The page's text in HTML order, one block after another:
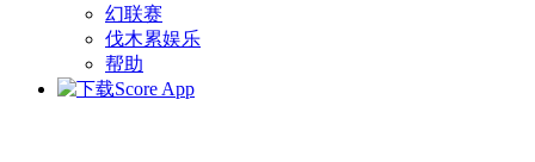
幻联赛
伐木累娱乐
帮助